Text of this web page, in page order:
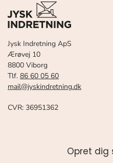
Jysk Indretning ApS
Ærøvej 10
8800 Viborg
Tlf. 86 60 05 60
mail@jyskindretning.dk
CVR: 36951362
Opret dig